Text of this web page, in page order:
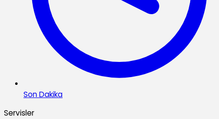
Son Dakika
Servisler